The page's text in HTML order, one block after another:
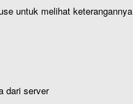
untuk melihat
dari server